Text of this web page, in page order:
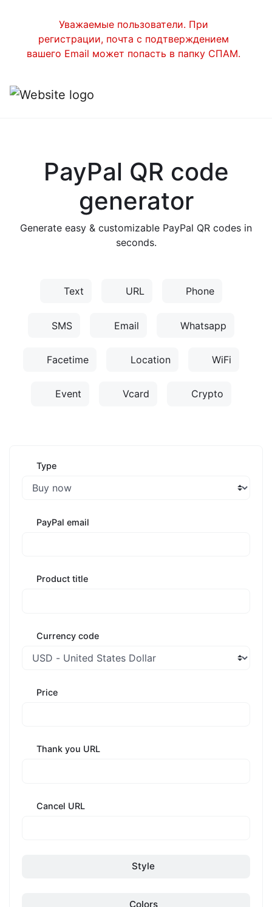
Уважаемые пользователи. При
регистрации, почта с подтверждением
вашего Email может попасть в папку СПАМ.
PayPal QR code
generator
Generate easy & customizable PayPal QR codes in
seconds.
Text URL Phone
SMS Email Whatsapp
Facetime Location WiFi
Event Vcard Crypto
Type
PayPal email
Product title
Currency code
Price
Thank you URL
Cancel URL
Style
Colors